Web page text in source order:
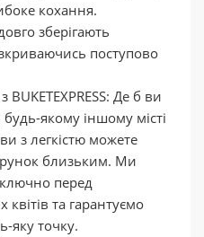
кохання.
зберігають
поступово
BUKETEXPRESS: Де б ви
якому іншому місті
з легкістю можете
близьким. Ми
перед
та гарантуємо
яку точку.